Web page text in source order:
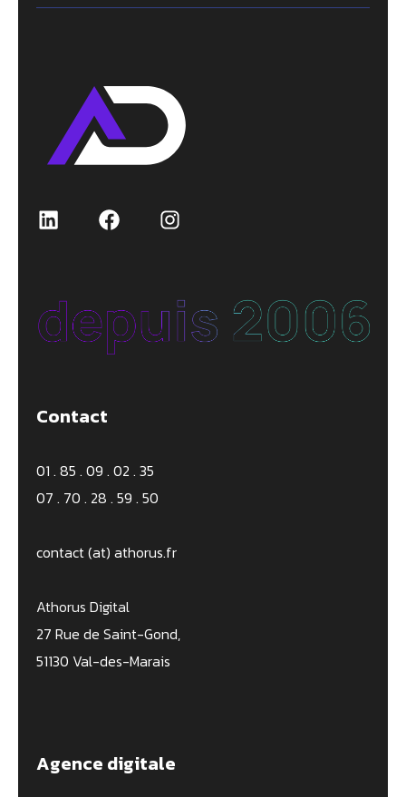
LinkedIn FacebookInstagram
Contact
01 . 85 . 09 . 02 . 35
07 . 70 . 28 . 59 . 50
contact (at) athorus.fr
Athorus Digital
27 Rue de Saint-Gond,
51130 Val-des-Marais
Agence digitale